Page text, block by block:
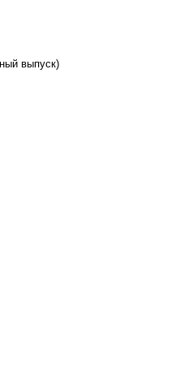
выпуск)